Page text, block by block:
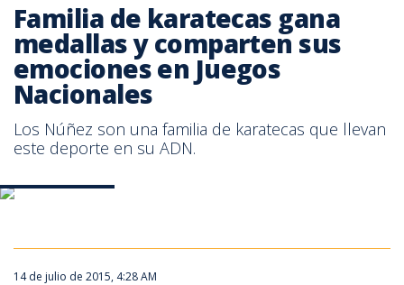
Familia de karatecas gana
medallas y comparten sus
emociones en Juegos
Nacionales
Los Núñez son una familia de karatecas que llevan
este deporte en su ADN.
14 de julio de 2015, 4:28 AM